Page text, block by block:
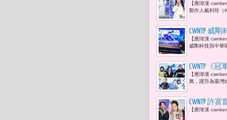
的全新單曲
【應瑋漢
製作人戴利玲（
CWNTP 威
賢：「當
【應瑋漢
威剛科技與中華
CWNTP《
臺灣，會
【應瑋漢
萬，躍升為臺灣
CWNTP 許
金曲歌王
【應瑋漢